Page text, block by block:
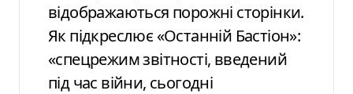
відображаються порожні сторінки.
Як підкреслює «Останній Бастіон»:
«спецрежим звітності, введений
під час війни, сьогодні